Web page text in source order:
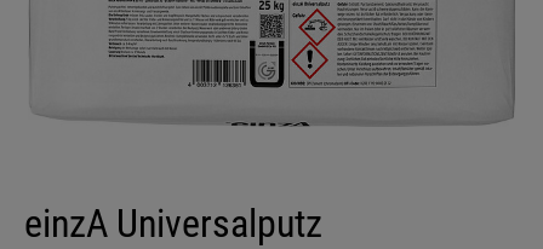
einzA Universalputz